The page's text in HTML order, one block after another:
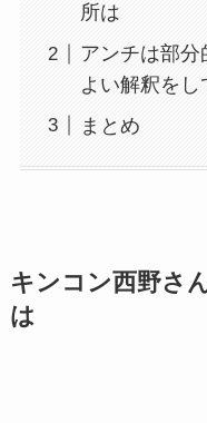
所は
アンチは部
よい解釈を
まとめ
キンコン西野さ
は